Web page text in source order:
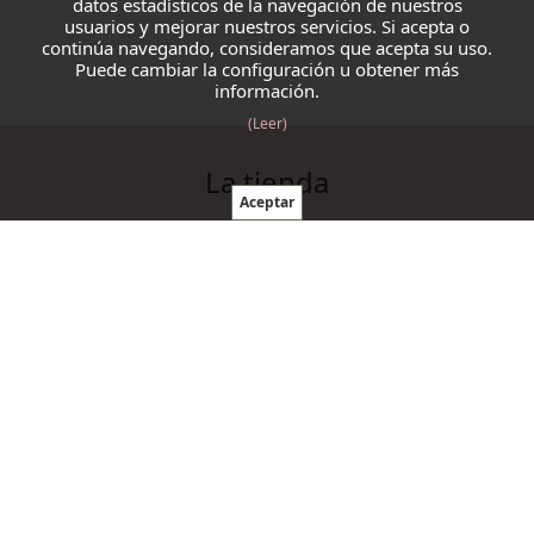
datos estadísticos de la navegación de nuestros
usuarios y mejorar nuestros servicios. Si acepta o
continúa navegando, consideramos que acepta su uso.
Puede cambiar la configuración u obtener más
información.
(Leer)
La tienda
Blazmo